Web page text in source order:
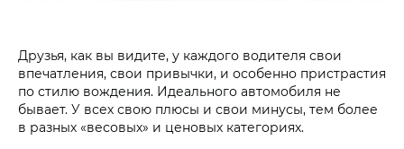
Друзья, как вы видите, у каждого водителя свои
впечатления, свои привычки, и особенно пристрастия
по стилю вождения. Идеального автомобиля не
бывает. У всех свою плюсы и свои минусы, тем более
в разных «весовых» и ценовых категориях.